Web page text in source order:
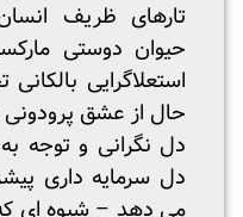
تارهای ظریف
حیوان دوستی
استعلاگرایی
حال از عشق
دل نگرانی و توجه
دل سرمایه داری
می دهد – شیوه ای که